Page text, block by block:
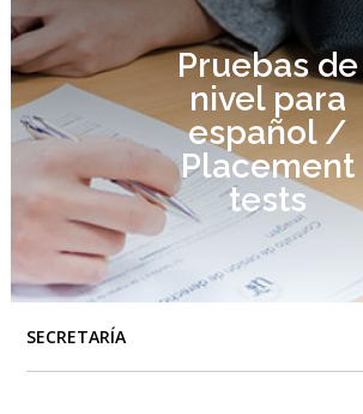
Pruebas de
nivel para
español /
Placement
tests
SECRETARÍA